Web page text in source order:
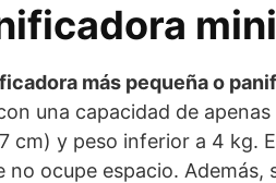
más pequeña o
una capacidad de
cm) y peso inferior a 4 kg.
ocupe espacio. Además,